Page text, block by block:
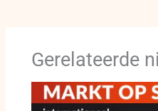
Gerelateerde